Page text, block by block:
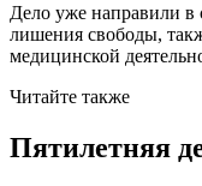
Дело уже направили в
лишения свободы,
медицинской
Читайте также
Пятилетняя